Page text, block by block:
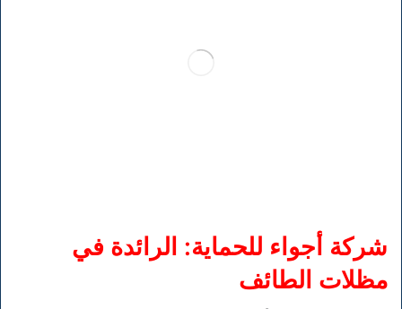
شركة أجواء للحماية: الرائدة في
مظلات الطائف